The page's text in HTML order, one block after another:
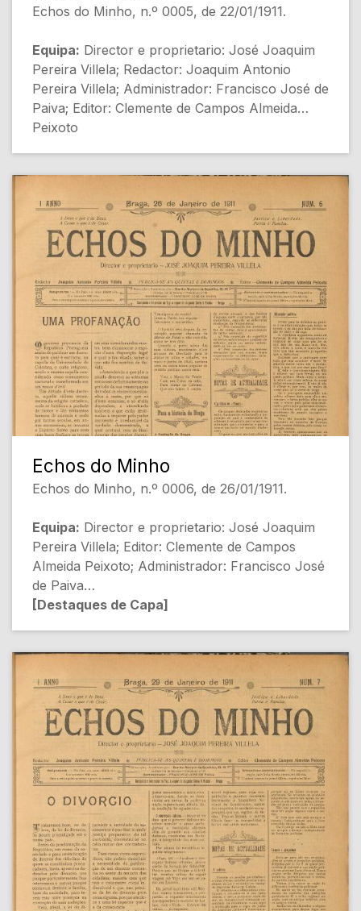
Echos do Minho, n.º 0005, de 22/01/1911.
Equipa: Director e proprietario: José Joaquim
Pereira Villela; Redactor: Joaquim Antonio
Pereira Villela; Administrador: Francisco José de
Paiva; Editor: Clemente de Campos Almeida
Peixoto
- Portugal através da Europa [Política
Internacional]
- CHRONICA DA CIDADE - A hygiene e a
limpeza [Braga]
[Conteúdo Gerado por Inteligência Artificial,
pode conter erros]
Echos do Minho
Echos do Minho, n.º 0006, de 26/01/1911.
Equipa: Director e proprietario: José Joaquim
Pereira Villela; Editor: Clemente de Campos
Almeida Peixoto; Administrador: Francisco José
de Paiva
[Destaques de Capa]
- NOTAS DE ACTUALIDADE: A politica do
Mundo [Política]
- O limite d'idade [Política]
- Educação politica [Sociedade]
- Um attentado a Briand [Internacional]
- No Brazil. 20:000 portuguezes não
reconhecem os nossos representantes
[Internacional]
[Conteúdo Gerado por Inteligência Artificial,
pode conter erros]